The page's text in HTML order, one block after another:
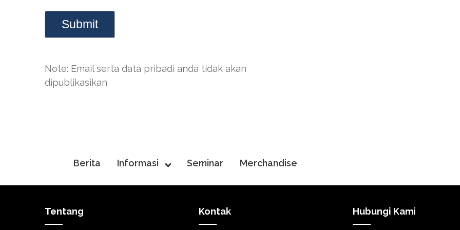
Note: Email serta data pribadi anda tidak akan
dipublikasikan
Berita Informasi Seminar Merchandise
Tentang Kontak Hubungi Kami